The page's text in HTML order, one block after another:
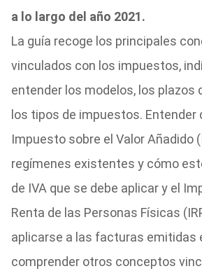
a lo largo del año 2021.
La guía recoge los principales
vinculados con los impuestos,
entender los modelos, los plazos
los tipos de impuestos. Entender
Impuesto sobre el Valor Añadido
regímenes existentes y cómo
de IVA que se debe aplicar y el
Renta de las Personas Físicas
aplicarse a las facturas emitidas
comprender otros conceptos